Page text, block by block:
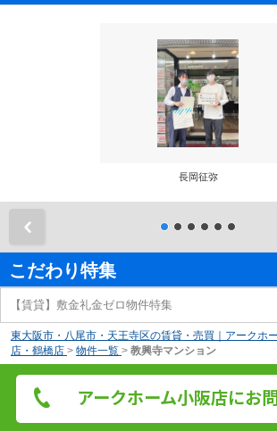
長岡征弥
こだわり特集
【賃貸】敷金礼金ゼロ物件特集
東大阪市・八尾市・天王寺区の賃貸・売買｜アークホ
店・鶴橋店 > 物件一覧 > 教興寺マンション
アークホーム小阪店にお